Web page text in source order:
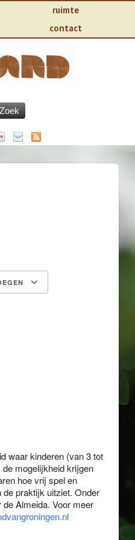
ruimte
contact
waar kinderen (van 3 tot
mogelijkheid krijgen
hoe vrij spel en
praktijk uitziet. Onder
Almeida. Voor meer